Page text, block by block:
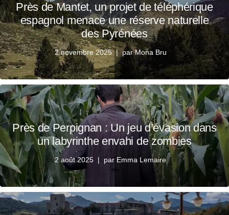
Près de Mantet, un projet de téléphérique
espagnol menace une réserve naturelle
des Pyrénées
2 novembre 2025 parMona Bru
Près de Perpignan : Un jeu d’évasion dans
un labyrinthe envahi de zombies
2 août 2025 par Emma Lemaire